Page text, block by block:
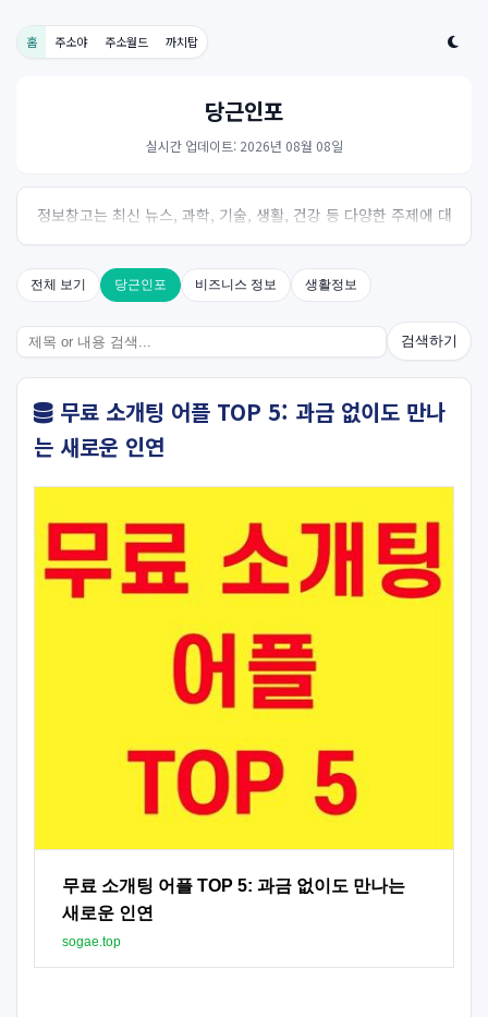
홈 주소야 주소월드 까치탑
당근인포
실시간 업데이트: 2026년 08월 08일
정보창고는 최신 뉴스, 과학, 기술, 생활, 건강 등 다양한 주제에 대
한 신뢰성 있는 정보를 제공하는 온라인 자료실입니다.
전체 보기 당근인포 비즈니스 정보 생활정보
검색하기
무료 소개팅 어플 TOP 5: 과금 없이도 만나
는 새로운 인연
무료 소개팅 어플 TOP 5: 과금 없이도 만나는
새로운 인연
sogae.top